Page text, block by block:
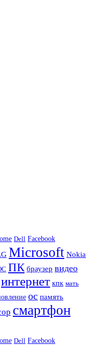
Dell Facebook
Microsoft Nokia
ПК браузер видео
интернет кпк мать
ос память
смартфон
Dell Facebook